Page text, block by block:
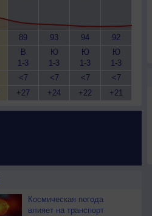
89
В
1-3
<7
+27
93
Ю
1-3
<7
+24
94
Ю
1-3
<7
+22
92
Ю
1-3
<7
+21
Космическая погода
влияет на транспорт